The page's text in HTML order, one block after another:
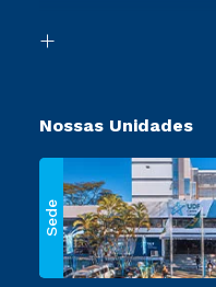
Segunda Graduação
Nossas Unidades
Sede